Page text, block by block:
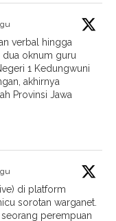
verbal hingga
oknum guru
1 Kedungwuni
akhirnya
Provinsi Jawa
di platform
sorotan warganet.
perempuan